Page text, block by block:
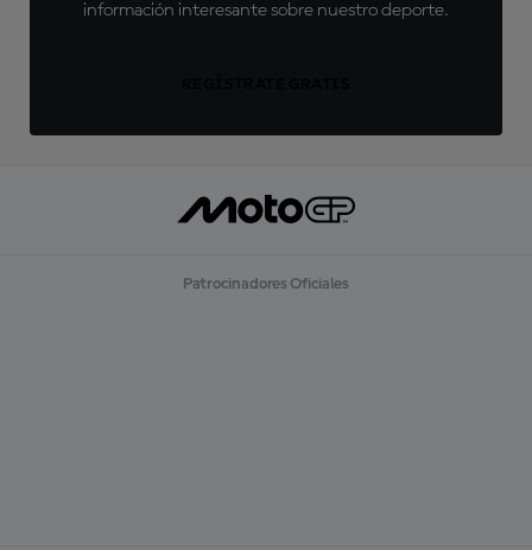
información interesante sobre nuestro deporte.
Patrocinadores Oficiales